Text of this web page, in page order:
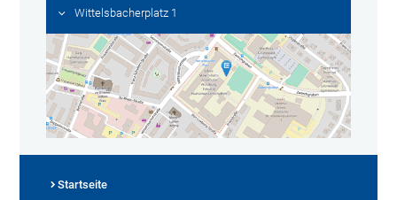
Wittelsbacherplatz 1
Startseite